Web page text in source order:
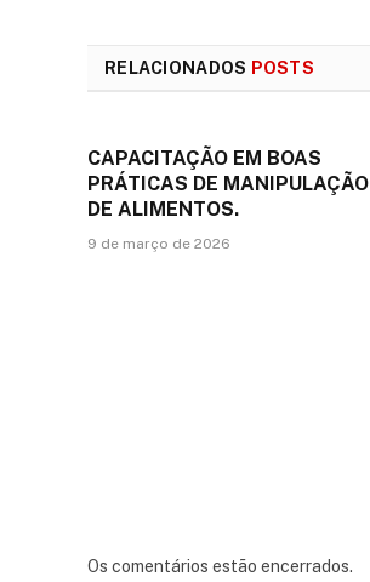
RELACIONADOS POSTS
CAPACITAÇÃO EM BOAS
PRÁTICAS DE MANIPULAÇÃO
DE ALIMENTOS.
9 de março de 2026
Os comentários estão encerrados.